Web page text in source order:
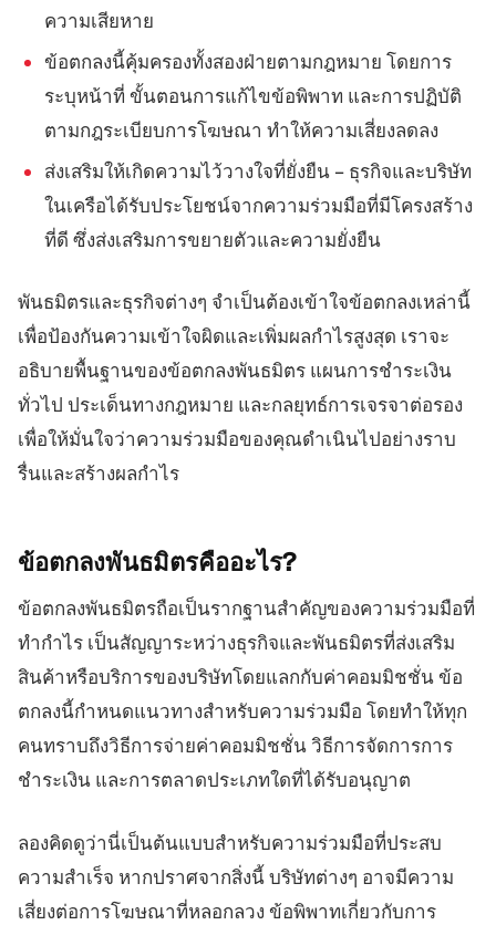
ความเสียหาย
ข้อตกลงนี้คุ้มครองทั้งสองฝ่ายตามกฎหมาย โดยการ
ระบุหน้าที่ ขั้นตอนการแก้ไขข้อพิพาท และการปฏิบัติ
ตามกฎระเบียบการโฆษณา ทำให้ความเสี่ยงลดลง
ส่งเสริมให้เกิดความไว้วางใจที่ยั่งยืน – ธุรกิจและบริษัท
ในเครือได้รับประโยชน์จากความร่วมมือที่มีโครงสร้าง
ที่ดี ซึ่งส่งเสริมการขยายตัวและความยั่งยืน
พันธมิตรและธุรกิจต่างๆ จำเป็นต้องเข้าใจข้อตกลงเหล่านี้
เพื่อป้องกันความเข้าใจผิดและเพิ่มผลกำไรสูงสุด เราจะ
อธิบายพื้นฐานของข้อตกลงพันธมิตร แผนการชำระเงิน
ทั่วไป ประเด็นทางกฎหมาย และกลยุทธ์การเจรจาต่อรอง
เพื่อให้มั่นใจว่าความร่วมมือของคุณดำเนินไปอย่างราบ
รื่นและสร้างผลกำไร
ข้อตกลงพันธมิตรคืออะไร?
ข้อตกลงพันธมิตรถือเป็นรากฐานสำคัญของความร่วมมือที่
ทำกำไร เป็นสัญญาระหว่างธุรกิจและพันธมิตรที่ส่งเสริม
สินค้าหรือบริการของบริษัทโดยแลกกับค่าคอมมิชชั่น ข้อ
ตกลงนี้กำหนดแนวทางสำหรับความร่วมมือ โดยทำให้ทุก
คนทราบถึงวิธีการจ่ายค่าคอมมิชชั่น วิธีการจัดการการ
ชำระเงิน และการตลาดประเภทใดที่ได้รับอนุญาต
ลองคิดดูว่านี่เป็นต้นแบบสำหรับความร่วมมือที่ประสบ
ความสำเร็จ หากปราศจากสิ่งนี้ บริษัทต่างๆ อาจมีความ
เสี่ยงต่อการโฆษณาที่หลอกลวง ข้อพิพาทเกี่ยวกับการ